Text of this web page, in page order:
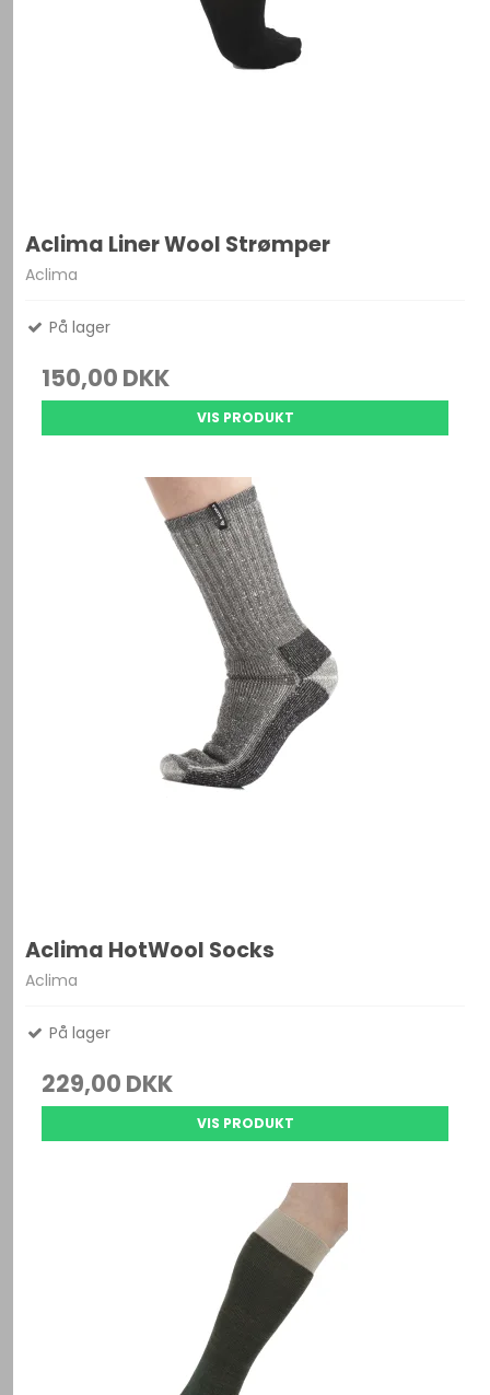
Aclima Liner Wool Strømper
Aclima
På lager
150,00 DKK
VIS PRODUKT
Aclima HotWool Socks
Aclima
På lager
229,00 DKK
VIS PRODUKT